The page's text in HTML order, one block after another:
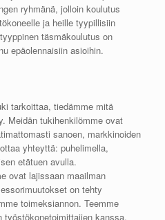
ryhmänä, jolloin koulutus
ja heille tyypillisiin
täsmäkoulutus on
epäolennaisiin asioihin.
tarkoittaa, tiedämme mitä
Meidän tukihenkilömme ovat
sanoen, markkinoiden
yhteyttä: puhelimella,
etätuen avulla.
ovat lajissaan maailman
on tehty
toimeksiannon. Teemme
kanssa,